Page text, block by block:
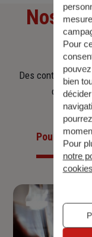
Nos
Des contrats
Pour les
Pour
bien
Pour
notre
cookies